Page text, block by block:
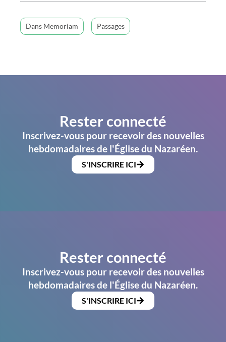
Dans Memoriam Passages
Rester connecté
Inscrivez-vous pour recevoir des nouvelles
hebdomadaires de l'Église du Nazaréen.
S'INSCRIRE ICI
Rester connecté
Inscrivez-vous pour recevoir des nouvelles
hebdomadaires de l'Église du Nazaréen.
S'INSCRIRE ICI